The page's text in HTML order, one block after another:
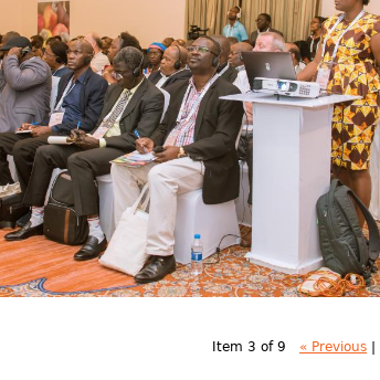
Item 3 of 9 « Previous |